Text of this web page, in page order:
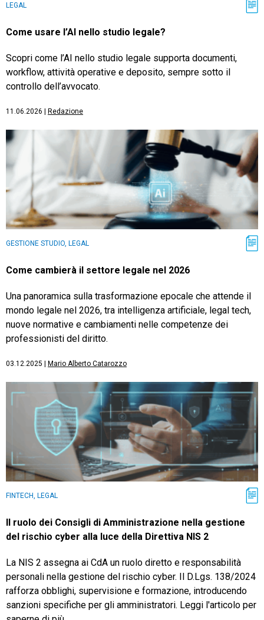
LEGAL
Come usare l’AI nello studio legale?
Scopri come l’AI nello studio legale supporta documenti,
workflow, attività operative e deposito, sempre sotto il
controllo dell’avvocato.
11.06.2026 Redazione
GESTIONE STUDIO, LEGAL
Come cambierà il settore legale nel 2026
Una panoramica sulla trasformazione epocale che attende il
mondo legale nel 2026, tra intelligenza artificiale, legal tech,
nuove normative e cambiamenti nelle competenze dei
professionisti del diritto.
03.12.2025 Mario Alberto Catarozzo
FINTECH, LEGAL
Il ruolo dei Consigli di Amministrazione nella gestione
del rischio cyber alla luce della Direttiva NIS 2
La NIS 2 assegna ai CdA un ruolo diretto e responsabilità
personali nella gestione del rischio cyber. Il D.Lgs. 138/2024
rafforza obblighi, supervisione e formazione, introducendo
sanzioni specifiche per gli amministratori. Leggi l'articolo per